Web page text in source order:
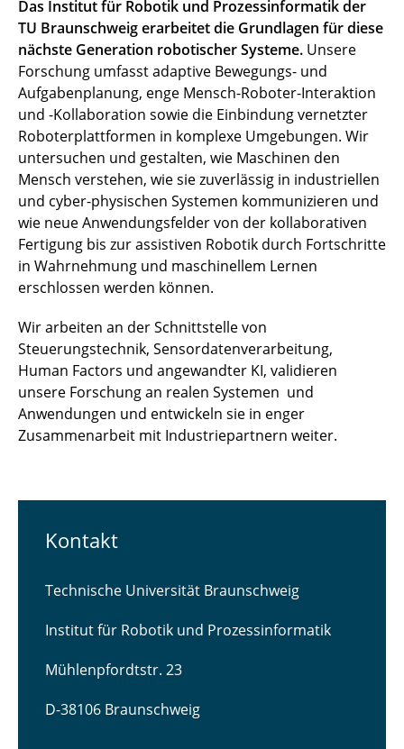
Das Institut für Robotik und Prozessinformatik der
TU Braunschweig erarbeitet die Grundlagen für diese
nächste Generation robotischer Systeme. Unsere
Forschung umfasst adaptive Bewegungs- und
Aufgabenplanung, enge Mensch-Roboter-Interaktion
und -Kollaboration sowie die Einbindung vernetzter
Roboterplattformen in komplexe Umgebungen. Wir
untersuchen und gestalten, wie Maschinen den
Mensch verstehen, wie sie zuverlässig in industriellen
und cyber-physischen Systemen kommunizieren und
wie neue Anwendungsfelder von der kollaborativen
Fertigung bis zur assistiven Robotik durch Fortschritte
in Wahrnehmung und maschinellem Lernen
erschlossen werden können.
Wir arbeiten an der Schnittstelle von
Steuerungstechnik, Sensordatenverarbeitung,
Human Factors und angewandter KI, validieren
unsere Forschung an realen Systemen und
Anwendungen und entwickeln sie in enger
Zusammenarbeit mit Industriepartnern weiter.
Kontakt
Technische Universität Braunschweig
Institut für Robotik und Prozessinformatik
Mühlenpfordtstr. 23
D-38106 Braunschweig